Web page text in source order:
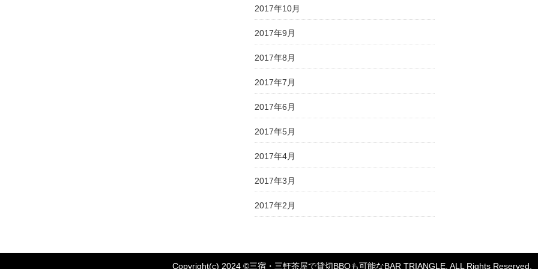
2017年10月
2017年9月
2017年8月
2017年7月
2017年6月
2017年5月
2017年4月
2017年3月
2017年2月
Copyright(c) 2024 ©三宿・三軒茶屋で貸切BBQも可能なBAR TRIANGLE . ALL Rights Reserved.